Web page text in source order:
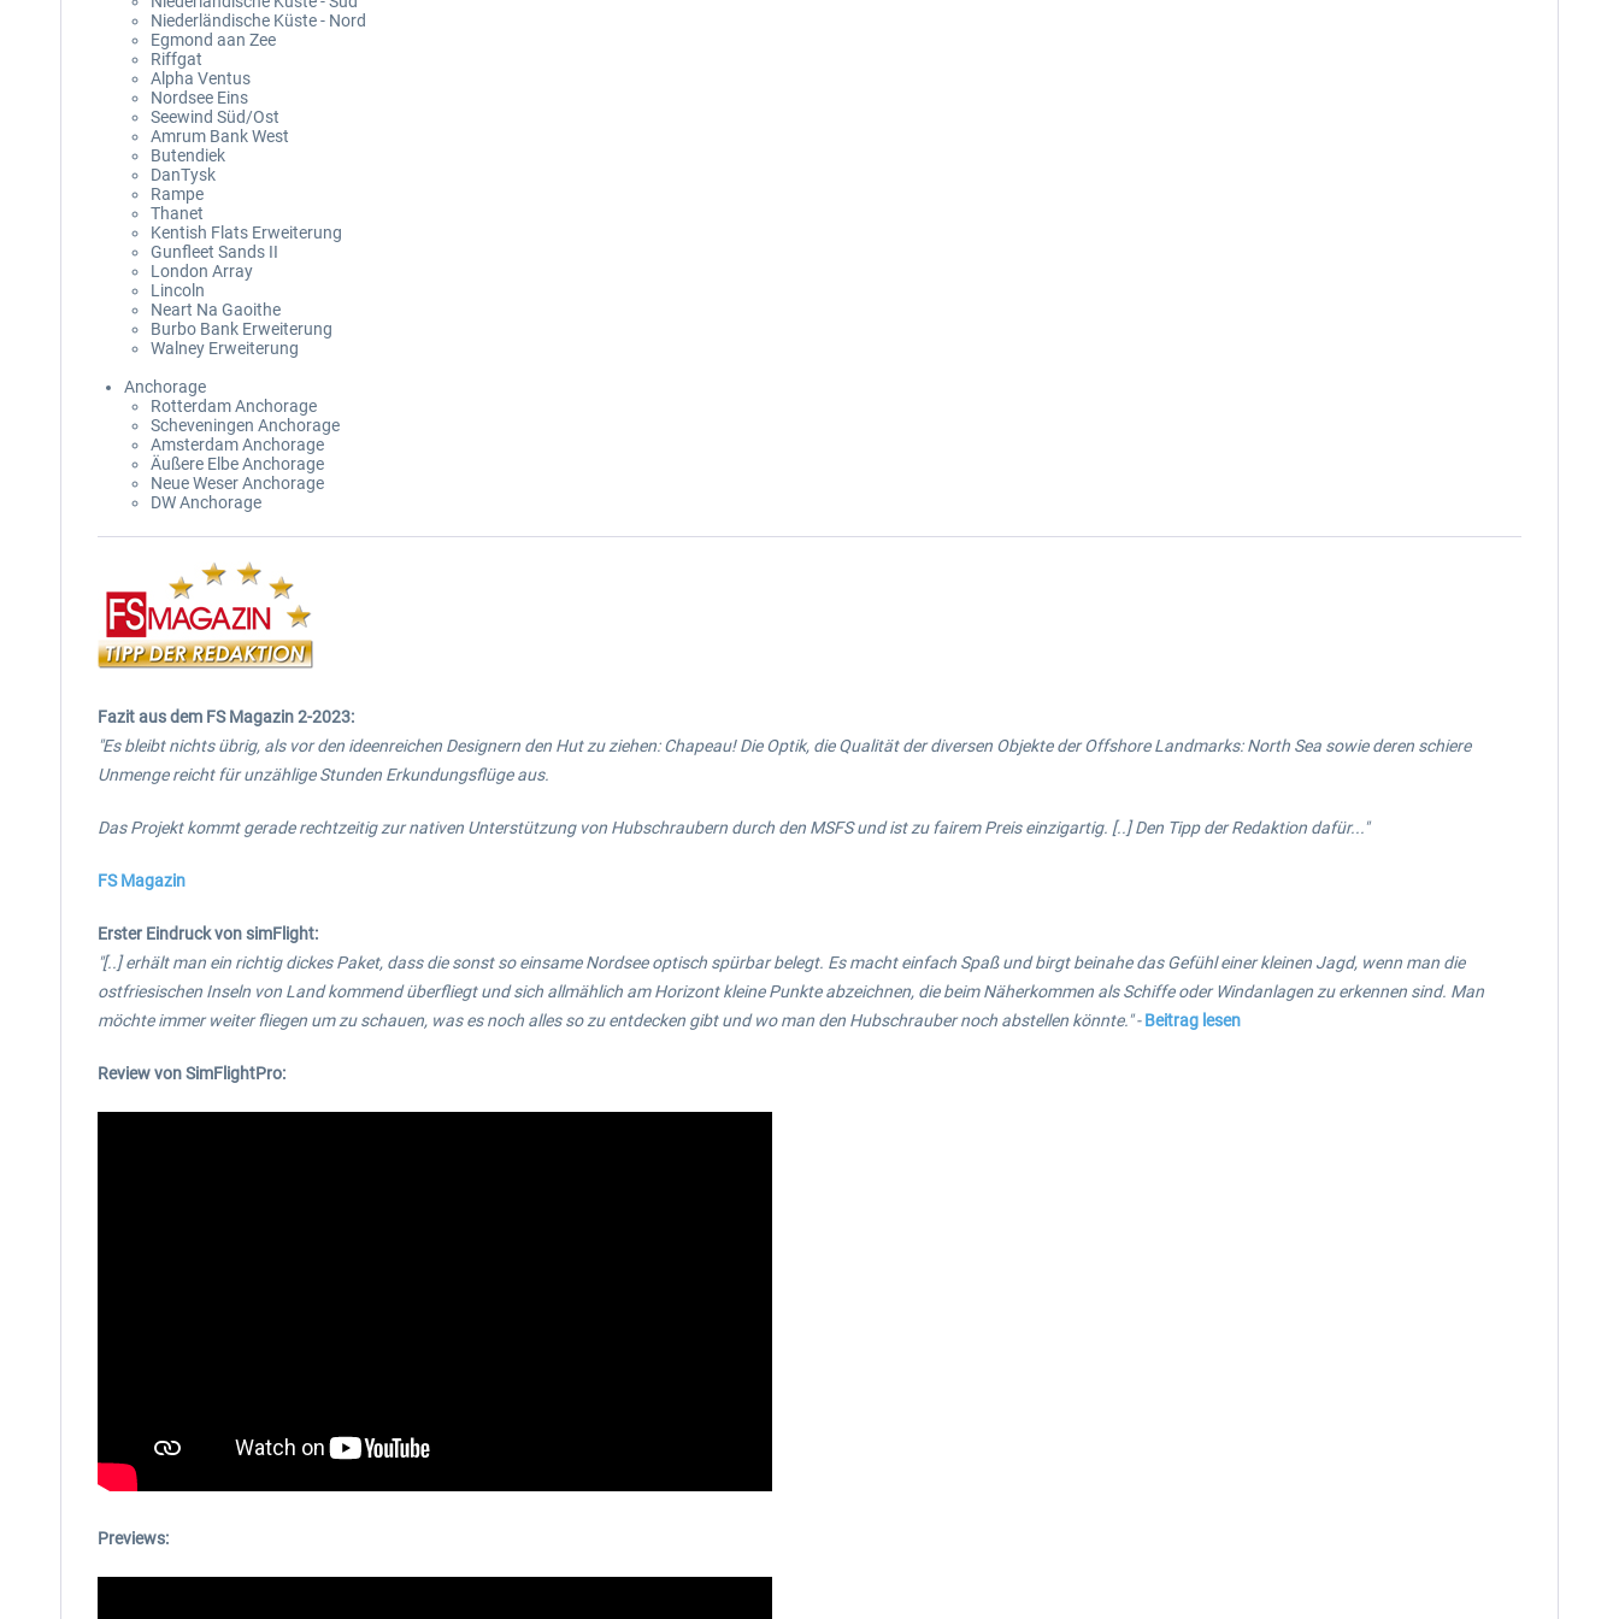
Niederländische Küste - Nord
Egmond aan Zee
Riffgat
Alpha Ventus
Nordsee Eins
Seewind Süd/Ost
Amrum Bank West
Butendiek
DanTysk
Rampe
Thanet
Kentish Flats Erweiterung
Gunfleet Sands II
London Array
Lincoln
Neart Na Gaoithe
Burbo Bank Erweiterung
Walney Erweiterung
Anchorage
Rotterdam Anchorage
Scheveningen Anchorage
Amsterdam Anchorage
Äußere Elbe Anchorage
Neue Weser Anchorage
DW Anchorage
Fazit aus dem FS Magazin 2-2023:
"Es bleibt nichts übrig, als vor den ideenreichen Designern den Hut zu ziehen: Chapeau! Die Optik, die Qualität der diversen Objekte der Offshore Landmarks: North Sea sowie deren schiere
Unmenge reicht für unzählige Stunden Erkundungsflüge aus.
Das Projekt kommt gerade rechtzeitig zur nativen Unterstützung von Hubschraubern durch den MSFS und ist zu fairem Preis einzigartig. [..] Den Tipp der Redaktion dafür..."
FS Magazin
Erster Eindruck von simFlight:
"[..] erhält man ein richtig dickes Paket, dass die sonst so einsame Nordsee optisch spürbar belegt. Es macht einfach Spaß und birgt beinahe das Gefühl einer kleinen Jagd, wenn man die
ostfriesischen Inseln von Land kommend überfliegt und sich allmählich am Horizont kleine Punkte abzeichnen, die beim Näherkommen als Schiffe oder Windanlagen zu erkennen sind. Man
möchte immer weiter fliegen um zu schauen, was es noch alles so zu entdecken gibt und wo man den Hubschrauber noch abstellen könnte." -Beitrag lesen
Review von SimFlightPro:
Previews: